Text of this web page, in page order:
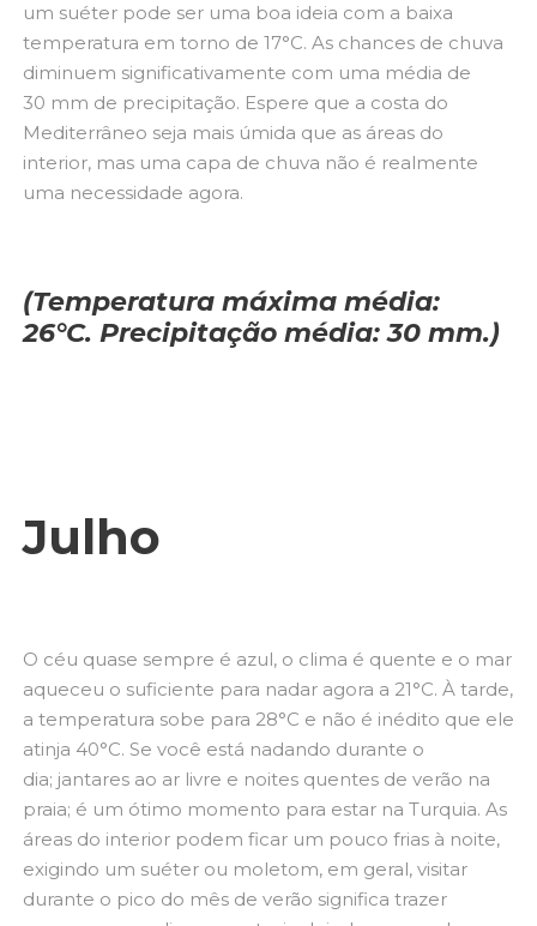
um suéter pode ser uma boa ideia com a baixa
temperatura em torno de 17°C. As chances de chuva
diminuem significativamente com uma média de
30 mm de precipitação. Espere que a costa do
Mediterrâneo seja mais úmida que as áreas do
interior, mas uma capa de chuva não é realmente
uma necessidade agora.
(Temperatura máxima média:
26°C. Precipitação média: 30 mm.)
Julho
O céu quase sempre é azul, o clima é quente e o mar
aqueceu o suficiente para nadar agora a 21°C. À tarde,
a temperatura sobe para 28°C e não é inédito que ele
atinja 40°C. Se você está nadando durante o
dia; jantares ao ar livre e noites quentes de verão na
praia; é um ótimo momento para estar na Turquia. As
áreas do interior podem ficar um pouco frias à noite,
exigindo um suéter ou moletom, em geral, visitar
durante o pico do mês de verão significa trazer